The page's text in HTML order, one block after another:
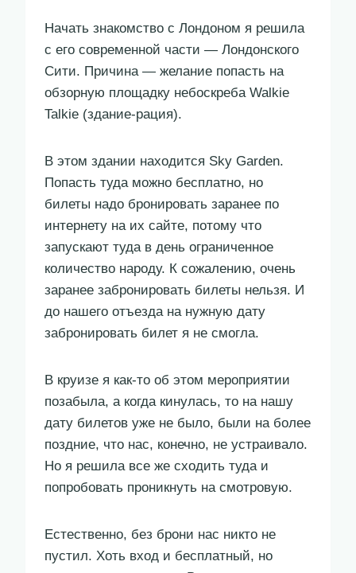
Начать знакомство с Лондоном я решила
с его современной части — Лондонского
Сити. Причина — желание попасть на
обзорную площадку небоскреба Walkie
Talkie (здание-рация).
В этом здании находится Sky Garden.
Попасть туда можно бесплатно, но
билеты надо бронировать заранее по
интернету на их сайте, потому что
запускают туда в день ограниченное
количество народу. К сожалению, очень
заранее забронировать билеты нельзя. И
до нашего отъезда на нужную дату
забронировать билет я не смогла.
В круизе я как-то об этом мероприятии
позабыла, а когда кинулась, то на нашу
дату билетов уже не было, были на более
поздние, что нас, конечно, не устраивало.
Но я решила все же сходить туда и
попробовать проникнуть на смотровую.
Естественно, без брони нас никто не
пустил. Хоть вход и бесплатный, но